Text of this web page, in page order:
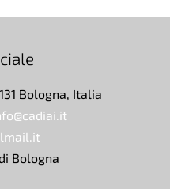
Bologna, Italia
Bologna